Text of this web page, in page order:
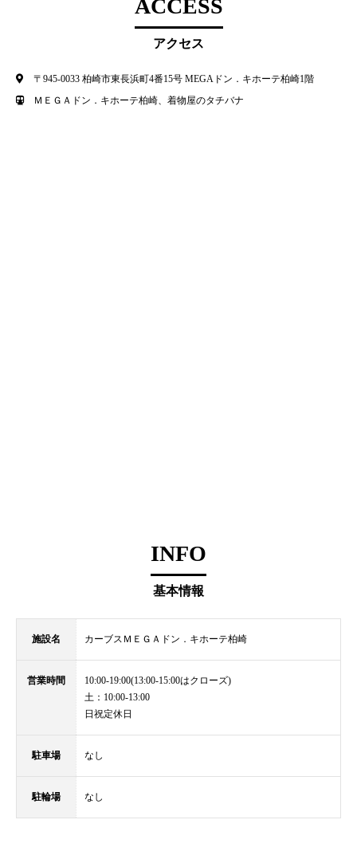
ACCESS
アクセス
〒945-0033 柏崎市東長浜町4番15号 MEGAドン．キホーテ柏崎1階
ＭＥＧＡドン．キホーテ柏崎、着物屋のタチバナ
INFO
基本情報
施設名 カーブスＭＥＧＡドン．キホーテ柏崎
営業時間
10:00-19:00(13:00-15:00はクローズ)
土：10:00-13:00
日祝定休日
駐車場 なし
駐輪場 なし